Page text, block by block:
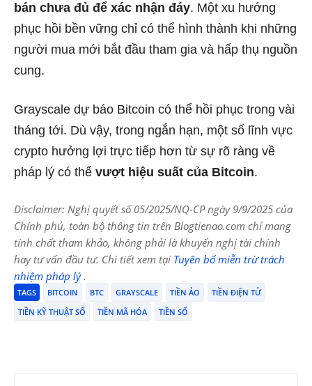
bán chưa đủ để xác nhận đáy. Một xu hướng
phục hồi bền vững chỉ có thể hình thành khi những
người mua mới bắt đầu tham gia và hấp thụ nguồn
cung.
Grayscale dự báo Bitcoin có thể hồi phục trong vài
tháng tới. Dù vậy, trong ngắn hạn, một số lĩnh vực
crypto hưởng lợi trực tiếp hơn từ sự rõ ràng về
pháp lý có thể vượt hiệu suất của Bitcoin.
Disclaimer: Nghị quyết số 05/2025/NQ-CP ngày 9/9/2025 của
Chính phủ, toàn bộ thông tin trên Blogtienao.com chỉ mang
tính chất tham khảo, không phải là khuyến nghị tài chính
hay tư vấn đầu tư. Chi tiết xem tại Tuyên bố miễn trừ trách
nhiệm pháp lý.
TAGS BITCOIN BTC GRAYSCALE TIỀN ẢO
TIỀN ĐIỆN TỬ
TIỀN KỸ THUẬT SỐ
TIỀN MÃ HÓA TIỀN SỐ